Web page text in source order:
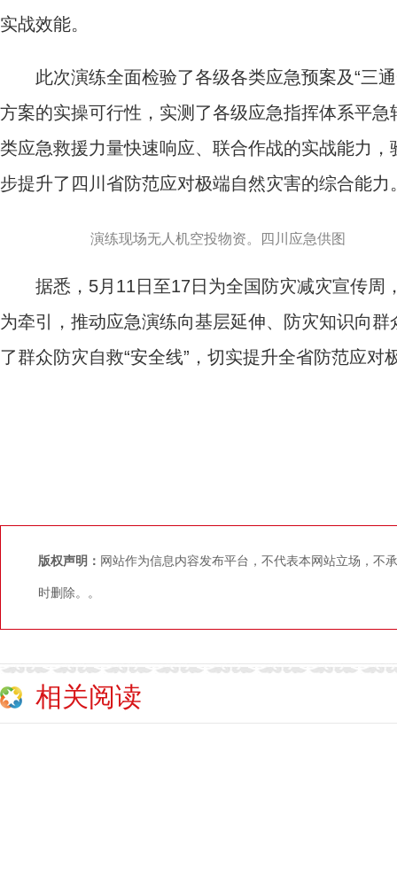
实战效能。
此次演练全面检验了各级各类应急预案及“三通
方案的实操可行性，实测了各级应急指挥体系平
类应急救援力量快速响应、联合作战的实战能力
步提升了四川省防范应对极端自然灾害的综合能力
演练现场无人机空投物资。四川应急供图
据悉，5月11日至17日为全国防灾减灾宣传周，
为牵引，推动应急演练向基层延伸、防灾知识向
了群众防灾自救“安全线”，切实提升全省防范应
版权声明： 网站作为信息内容发布平台，不代表本网站立场，不
时删除。。
相关阅读